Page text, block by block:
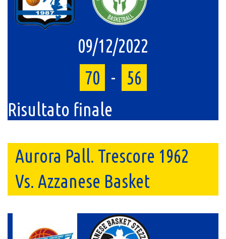
09/12/2022
70 -
56
Risultato finale
Aurora Pall. Trescore 1962
Vs. Azzanese Basket